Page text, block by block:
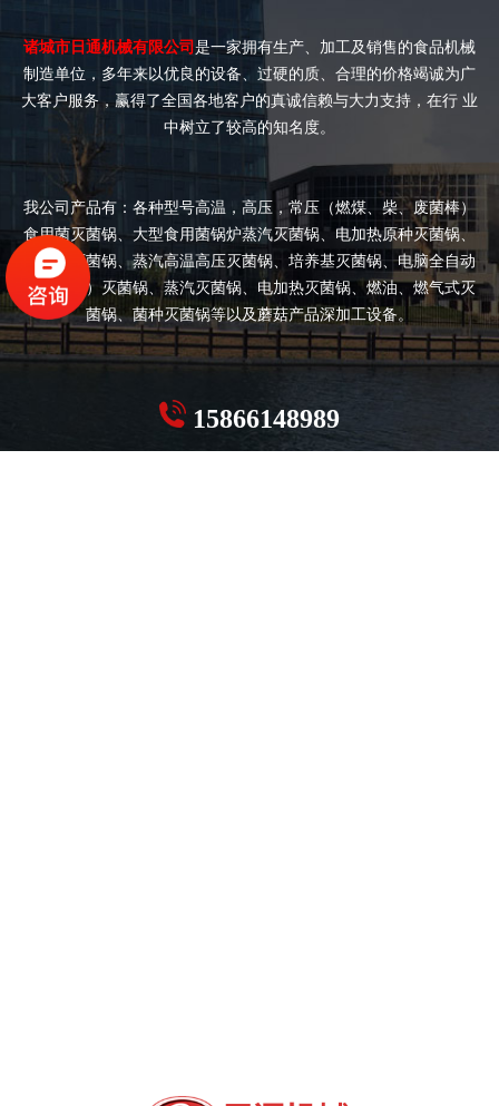
诸城市日通机械有限公司 是一家拥有生产、加工及销售的食品机械
制造单位，多年来以优良的设备、过硬的质、合理的价格竭诚为广
大客户服务，赢得了全国各地客户的真诚信赖与大力支持，在行 业
中树立了较高的知名度。
我公司产品有：各种型号高温，高压，常压（燃煤、柴、废菌棒）
食用菌灭菌锅、大型食用菌锅炉蒸汽灭菌锅、电加热原种灭菌锅、
双开门灭菌锅、蒸汽高温高压灭菌锅、培养基灭菌锅、电脑全自动
（半自动）灭菌锅、蒸汽灭菌锅、电加热灭菌锅、燃油、燃气式灭
菌锅、菌种灭菌锅等以及蘑菇产品深加工设备。
15866148989